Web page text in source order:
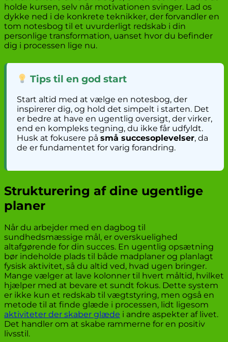
holde kursen, selv når motivationen svinger. Lad os
dykke ned i de konkrete teknikker, der forvandler en
tom notesbog til et uvurderligt redskab i din
personlige transformation, uanset hvor du befinder
dig i processen lige nu.
Tips til en god start
Start altid med at vælge en notesbog, der
inspirerer dig, og hold det simpelt i starten. Det
er bedre at have en ugentlig oversigt, der virker,
end en kompleks tegning, du ikke får udfyldt.
Husk at fokusere på små succesoplevelser, da
de er fundamentet for varig forandring.
Strukturering af dine ugentlige
planer
Når du arbejder med en dagbog til
sundhedsmæssige mål, er overskuelighed
altafgørende for din succes. En ugentlig opsætning
bør indeholde plads til både madplaner og planlagt
fysisk aktivitet, så du altid ved, hvad ugen bringer.
Mange vælger at lave kolonner til hvert måltid, hvilket
hjælper med at bevare et sundt fokus. Dette system
er ikke kun et redskab til vægtstyring, men også en
metode til at finde glæde i processen, lidt ligesom
aktiviteter der skaber glæde i andre aspekter af livet.
Det handler om at skabe rammerne for en positiv
livsstil.